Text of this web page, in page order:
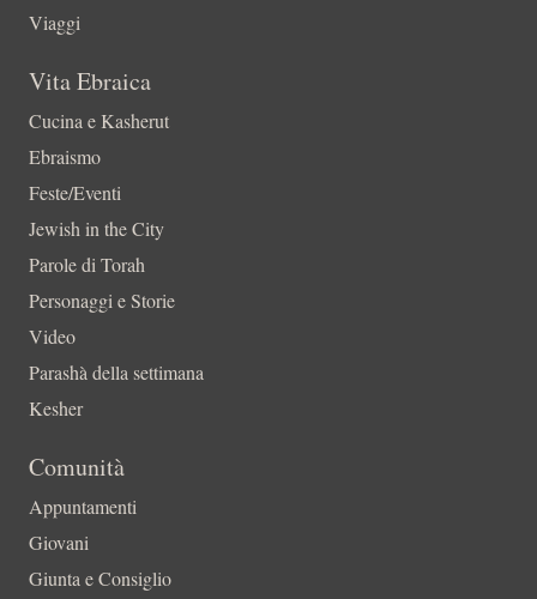
Viaggi
Vita Ebraica
Cucina e Kasherut
Ebraismo
Feste/Eventi
Jewish in the City
Parole di Torah
Personaggi e Storie
Video
Parashà della settimana
Kesher
Comunità
Appuntamenti
Giovani
Giunta e Consiglio